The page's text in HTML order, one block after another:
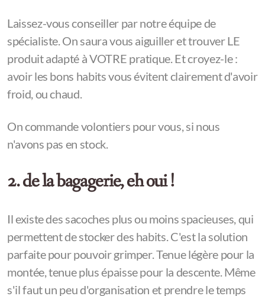
Laissez-vous conseiller par notre équipe de
spécialiste. On saura vous aiguiller et trouver LE
produit adapté à VOTRE pratique. Et croyez-le :
avoir les bons habits vous évitent clairement d'avoir
froid, ou chaud.
On commande volontiers pour vous, si nous
n'avons pas en stock.
2. de la bagagerie, eh oui !
Il existe des sacoches plus ou moins spacieuses, qui
permettent de stocker des habits. C'est la solution
parfaite pour pouvoir grimper. Tenue légère pour la
montée, tenue plus épaisse pour la descente. Même
s'il faut un peu d'organisation et prendre le temps